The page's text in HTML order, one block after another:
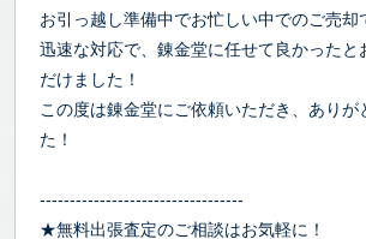
お引っ越し準備中でお忙しい中でのご売却
迅速な対応で、錬金堂に任せて良かったと
だけました！
この度は錬金堂にご依頼いただき、ありが
た！
----------------------------------
★無料出張査定のご相談はお気軽に！